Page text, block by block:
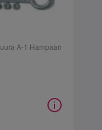
A-1 Hampaan